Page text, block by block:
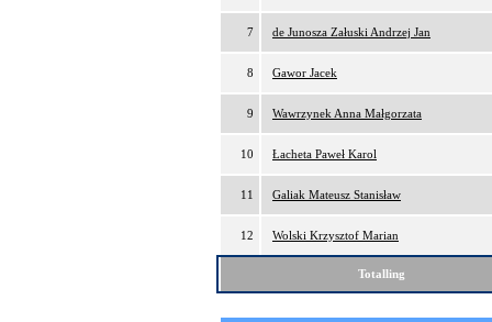
7 de Junosza Załuski Andrzej Jan
8 Gawor Jacek
9 Wawrzynek Anna Małgorzata
10 Łacheta Paweł Karol
11 Galiak Mateusz Stanisław
12 Wolski Krzysztof Marian
Totalling